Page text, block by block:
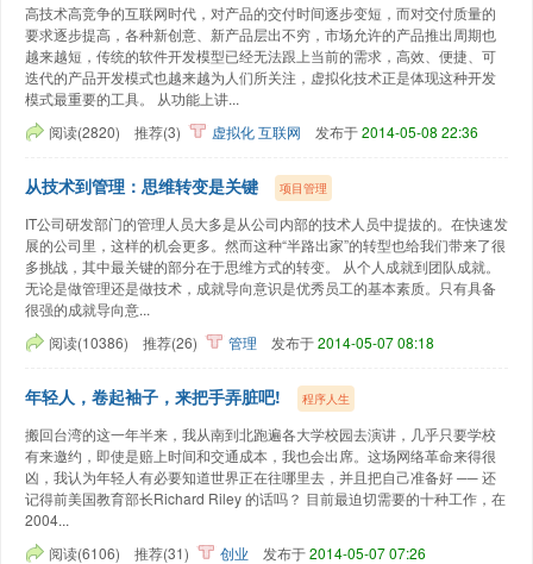
高技术高竞争的互联网时代，对产品的交付时间逐步变短，而对交付质量的
要求逐步提高，各种新创意、新产品层出不穷，市场允许的产品推出周期也
越来越短，传统的软件开发模型已经无法跟上当前的需求，高效、便捷、可
迭代的产品开发模式也越来越为人们所关注，虚拟化技术正是体现这种开发
模式最重要的工具。 从功能上讲...
阅读(2820)
推荐(3) 虚拟化互联网 发布于2014-05-08 22:36
从技术到管理：思维转变是关键 项目管理
IT公司研发部门的管理人员大多是从公司内部的技术人员中提拔的。在快速发
展的公司里，这样的机会更多。然而这种“半路出家”的转型也给我们带来了很
多挑战，其中最关键的部分在于思维方式的转变。 从个人成就到团队成就。
无论是做管理还是做技术，成就导向意识是优秀员工的基本素质。只有具备
很强的成就导向意...
阅读(10386)
推荐(26) 管理 发布于2014-05-07 08:18
年轻人，卷起袖子，来把手弄脏吧! 程序人生
搬回台湾的这一年半来，我从南到北跑遍各大学校园去演讲，几乎只要学校
有来邀约，即使是赔上时间和交通成本，我也会出席。这场网络革命来得很
凶，我认为年轻人有必要知道世界正在往哪里去，并且把自己准备好 ── 还
记得前美国教育部长Richard Riley 的话吗？ 目前最迫切需要的十种工作，在
2004...
阅读(6106)
推荐(31) 创业 发布于2014-05-07 07:26